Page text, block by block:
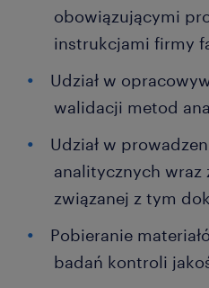
obowiązującymi
instrukcjami firmy
Udział w
walidacji metod
Udział w
analitycznych
związanej z tym
Pobieranie
badań kontroli